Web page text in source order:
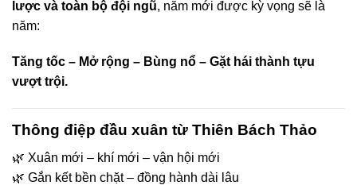
lược và toàn bộ đội ngũ, năm mới được kỳ vọng sẽ là
năm:
Tăng tốc – Mở rộng – Bùng nổ – Gặt hái thành tựu
vượt trội.
Thông điệp đầu xuân từ Thiên Bách Thảo
🌿 Xuân mới – khí mới – vận hội mới
🌿 Gắn kết bền chặt – đồng hành dài lâu